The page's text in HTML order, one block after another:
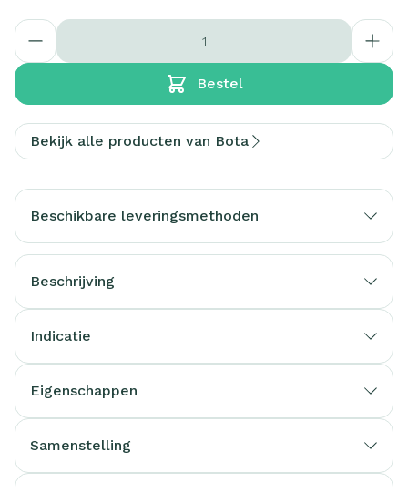
Aantal
Bestel
Bekijk alle producten van Bota
Beschikbare leveringsmethoden
Beschrijving
Indicatie
Eigenschappen
Samenstelling